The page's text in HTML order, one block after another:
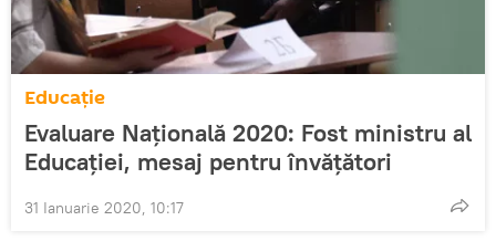
Educație
Evaluare Națională 2020: Fost ministru al
Educației, mesaj pentru învățători
31 Ianuarie 2020, 10:17